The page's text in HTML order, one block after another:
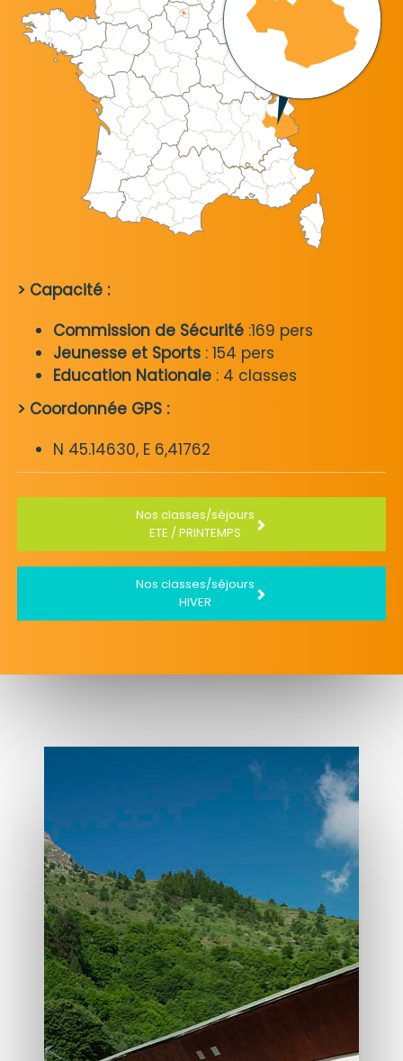
> Capacité :
Commission de Sécurité:169 pers
Jeunesse et Sports: 154 pers
Education Nationale: 4 classes
> Coordonnée GPS :
N 45.14630, E 6,41762
Nos classes/séjours
ETE / PRINTEMPS
Nos classes/séjours
HIVER